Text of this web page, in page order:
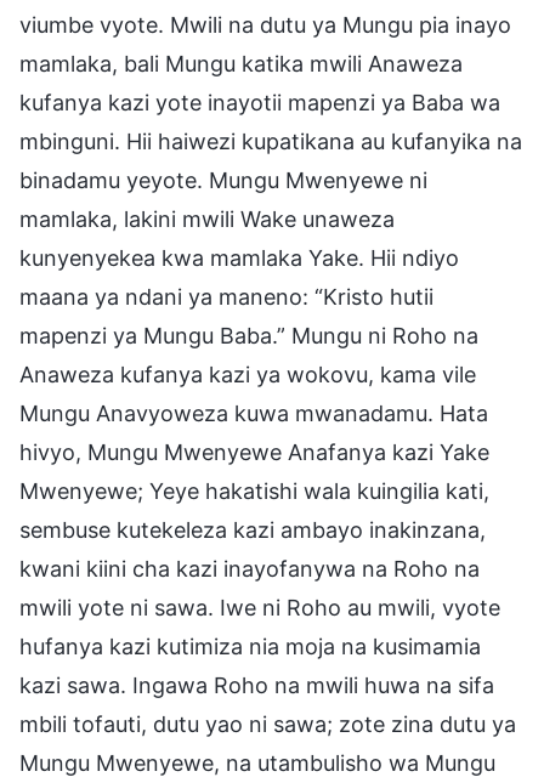
viumbe vyote. Mwili na dutu ya Mungu pia inayo
mamlaka, bali Mungu katika mwili Anaweza
kufanya kazi yote inayotii mapenzi ya Baba wa
mbinguni. Hii haiwezi kupatikana au kufanyika na
binadamu yeyote. Mungu Mwenyewe ni
mamlaka, lakini mwili Wake unaweza
kunyenyekea kwa mamlaka Yake. Hii ndiyo
maana ya ndani ya maneno: “Kristo hutii
mapenzi ya Mungu Baba.” Mungu ni Roho na
Anaweza kufanya kazi ya wokovu, kama vile
Mungu Anavyoweza kuwa mwanadamu. Hata
hivyo, Mungu Mwenyewe Anafanya kazi Yake
Mwenyewe; Yeye hakatishi wala kuingilia kati,
sembuse kutekeleza kazi ambayo inakinzana,
kwani kiini cha kazi inayofanywa na Roho na
mwili yote ni sawa. Iwe ni Roho au mwili, vyote
hufanya kazi kutimiza nia moja na kusimamia
kazi sawa. Ingawa Roho na mwili huwa na sifa
mbili tofauti, dutu yao ni sawa; zote zina dutu ya
Mungu Mwenyewe, na utambulisho wa Mungu